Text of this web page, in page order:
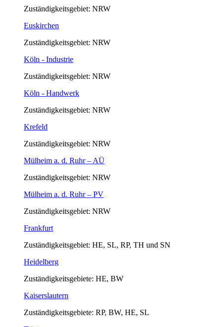
Zuständigkeitsgebiet: NRW
Euskirchen
Zuständigkeitsgebiet: NRW
Köln - Industrie
Zuständigkeitsgebiet: NRW
Köln - Handwerk
Zuständigkeitsgebiet: NRW
Krefeld
Zuständigkeitsgebiet: NRW
Mülheim a. d. Ruhr – AÜ
Zuständigkeitsgebiet: NRW
Mülheim a. d. Ruhr – PV
Zuständigkeitsgebiet: NRW
Frankfurt
Zuständigkeitsgebiet: HE, SL, RP, TH und SN
Heidelberg
Zuständigkeitsgebiete: HE, BW
Kaiserslautern
Zuständigkeitsgebiete: RP, BW, HE, SL